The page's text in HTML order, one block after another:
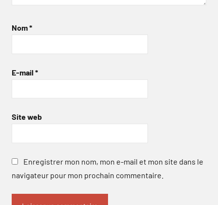
Nom*
E-mail *
Site web
Enregistrer mon nom, mon e-mail et mon site dans le
navigateur pour mon prochain commentaire.